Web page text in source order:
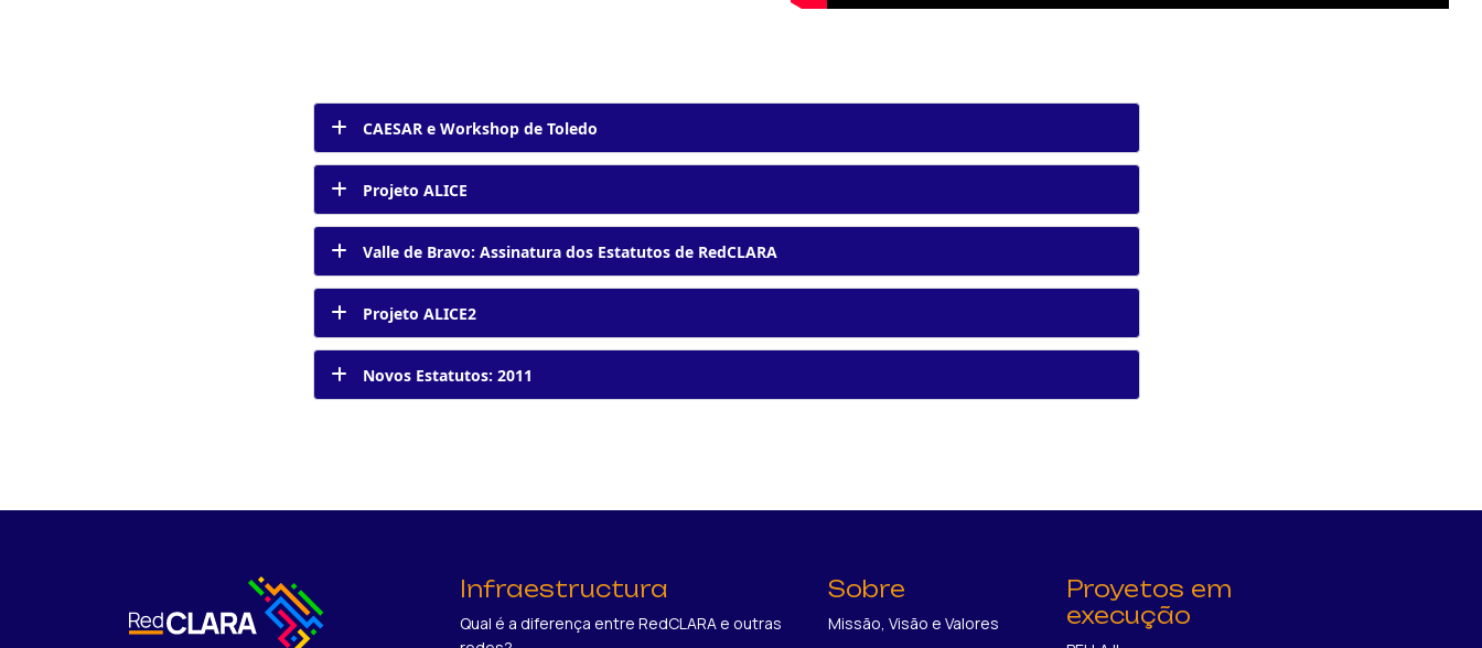
CAESAR e Workshop de Toledo
Projeto ALICE
Valle de Bravo: Assinatura dos Estatutos de RedCLARA
Projeto ALICE2
Novos Estatutos: 2011
Infraestructura
Qual é a diferença entre RedCLARA e outras
Sobre
Missão, Visão e Valores
Proyetos em
execução